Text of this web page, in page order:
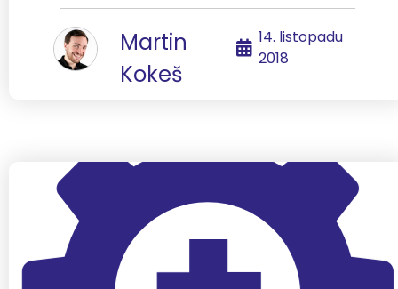
Martin
Kokeš
14. listopadu
2018